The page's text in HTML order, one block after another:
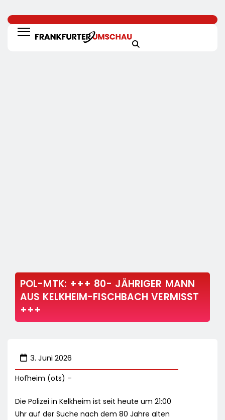
POL-MTK: +++ 80- JÄHRIGER MANN
AUS KELKHEIM-FISCHBACH VERMISST
+++
3. Juni 2026
Hofheim (ots) –
Die Polizei in Kelkheim ist seit heute um 21:00
Uhr auf der Suche nach dem 80 Jahre alten